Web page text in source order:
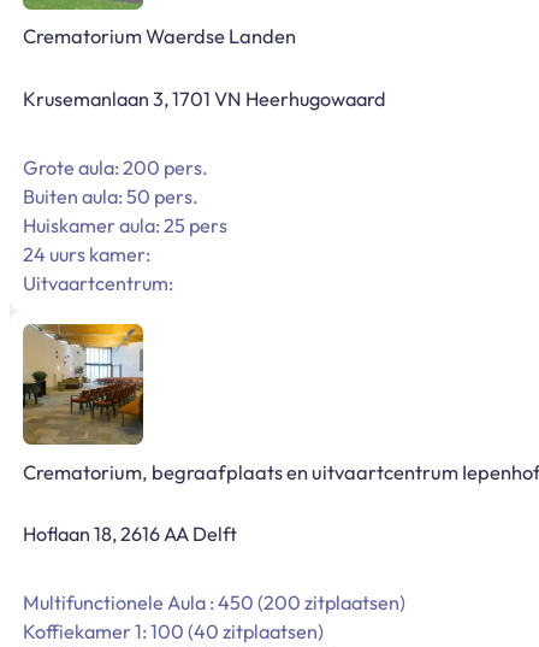
Crematorium Waerdse Landen
Krusemanlaan 3, 1701 VN Heerhugowaard
Grote aula: 200 pers.
Buiten aula: 50 pers.
Huiskamer aula: 25 pers
24 uurs kamer:
Uitvaartcentrum:
Crematorium, begraafplaats en uitvaartcentrum
Hoflaan 18, 2616 AA Delft
Multifunctionele Aula : 450 (200 zitplaatsen)
Koffiekamer 1: 100 (40 zitplaatsen)